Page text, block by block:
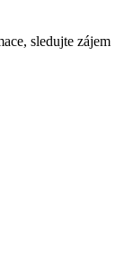
sledujte zájem